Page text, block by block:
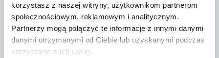
korzystasz z naszej witryny, użytkownikom partnerom
społecznościowym, reklamowym i analitycznym.
Partnerzy mogą połączyć te informacje z innymi danymi
danymi otrzymanymi od Ciebie lub uzyskanymi podczas
korzystania z ich usług.